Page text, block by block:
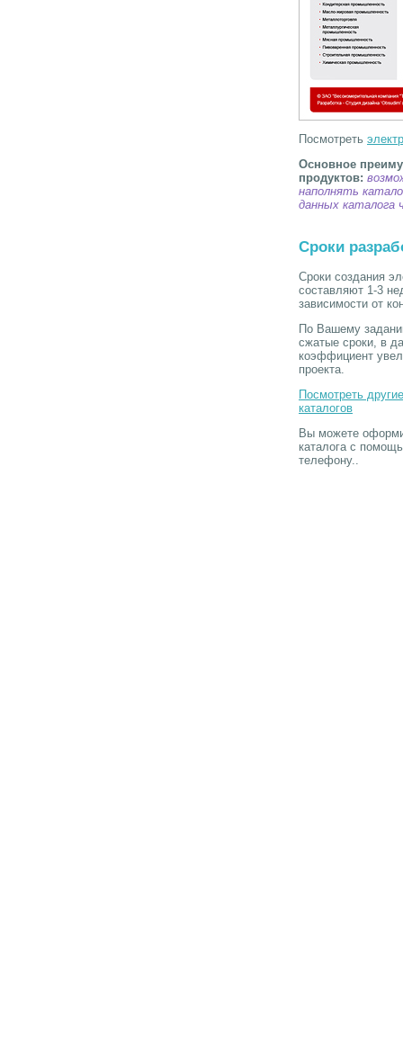
Посмотреть
Основное
продуктов:
наполнять
данных каталога
Сроки
Сроки создания
составляют 1-3
зависимости от
По Вашему
сжатые сроки, в
коэффициент
проекта.
Посмотреть
каталогов
Вы можете
каталога с
телефону..